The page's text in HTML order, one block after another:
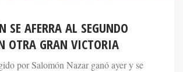
AFERRA AL SEGUNDO
OTRA GRAN VICTORIA
por Salomón Nazar ganó ayer y se
lugar de la tabla a tres puntos de